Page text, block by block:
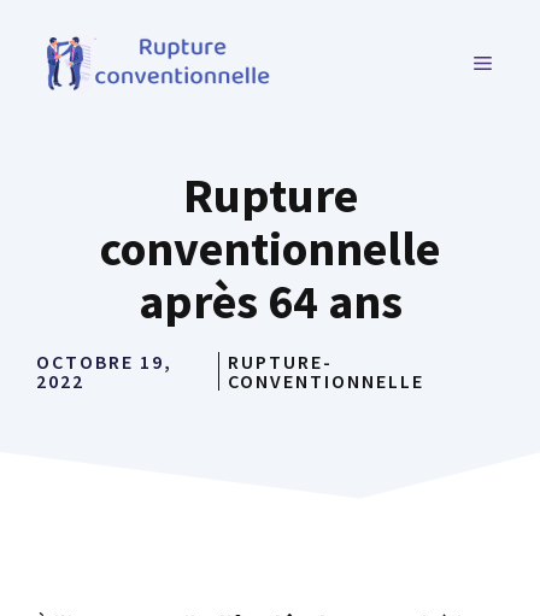
contenu
MENU
Rupture
conventionnelle
après 64 ans
OCTOBRE 19,
2022
RUPTURE-
CONVENTIONNELLE